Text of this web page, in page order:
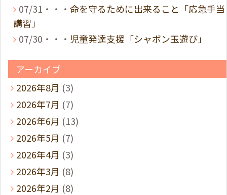
07/31・・・ 命を守るために出来ること「応急手当
講習」
07/30・・・ 児童発達支援「シャボン玉遊び」
アーカイブ
2026年8月 (3)
2026年7月 (7)
2026年6月 (13)
2026年5月 (7)
2026年4月 (3)
2026年3月 (8)
2026年2月 (8)